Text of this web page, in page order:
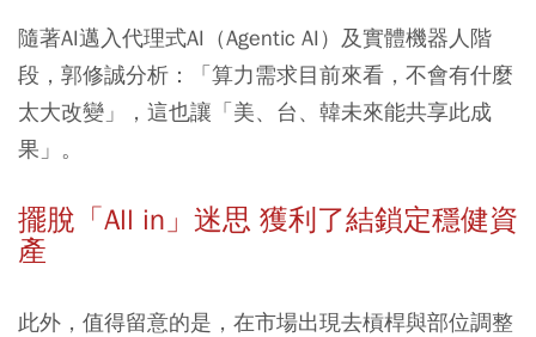
隨著AI邁入代理式AI（Agentic AI）及實體機器人階
段，郭修誠分析：「算力需求目前來看，不會有什麼
太大改變」，這也讓「美、台、韓未來能共享此成
果」。
擺脫「All in」迷思 獲利了結鎖定穩健資
產
此外，值得留意的是，在市場出現去槓桿與部位調整